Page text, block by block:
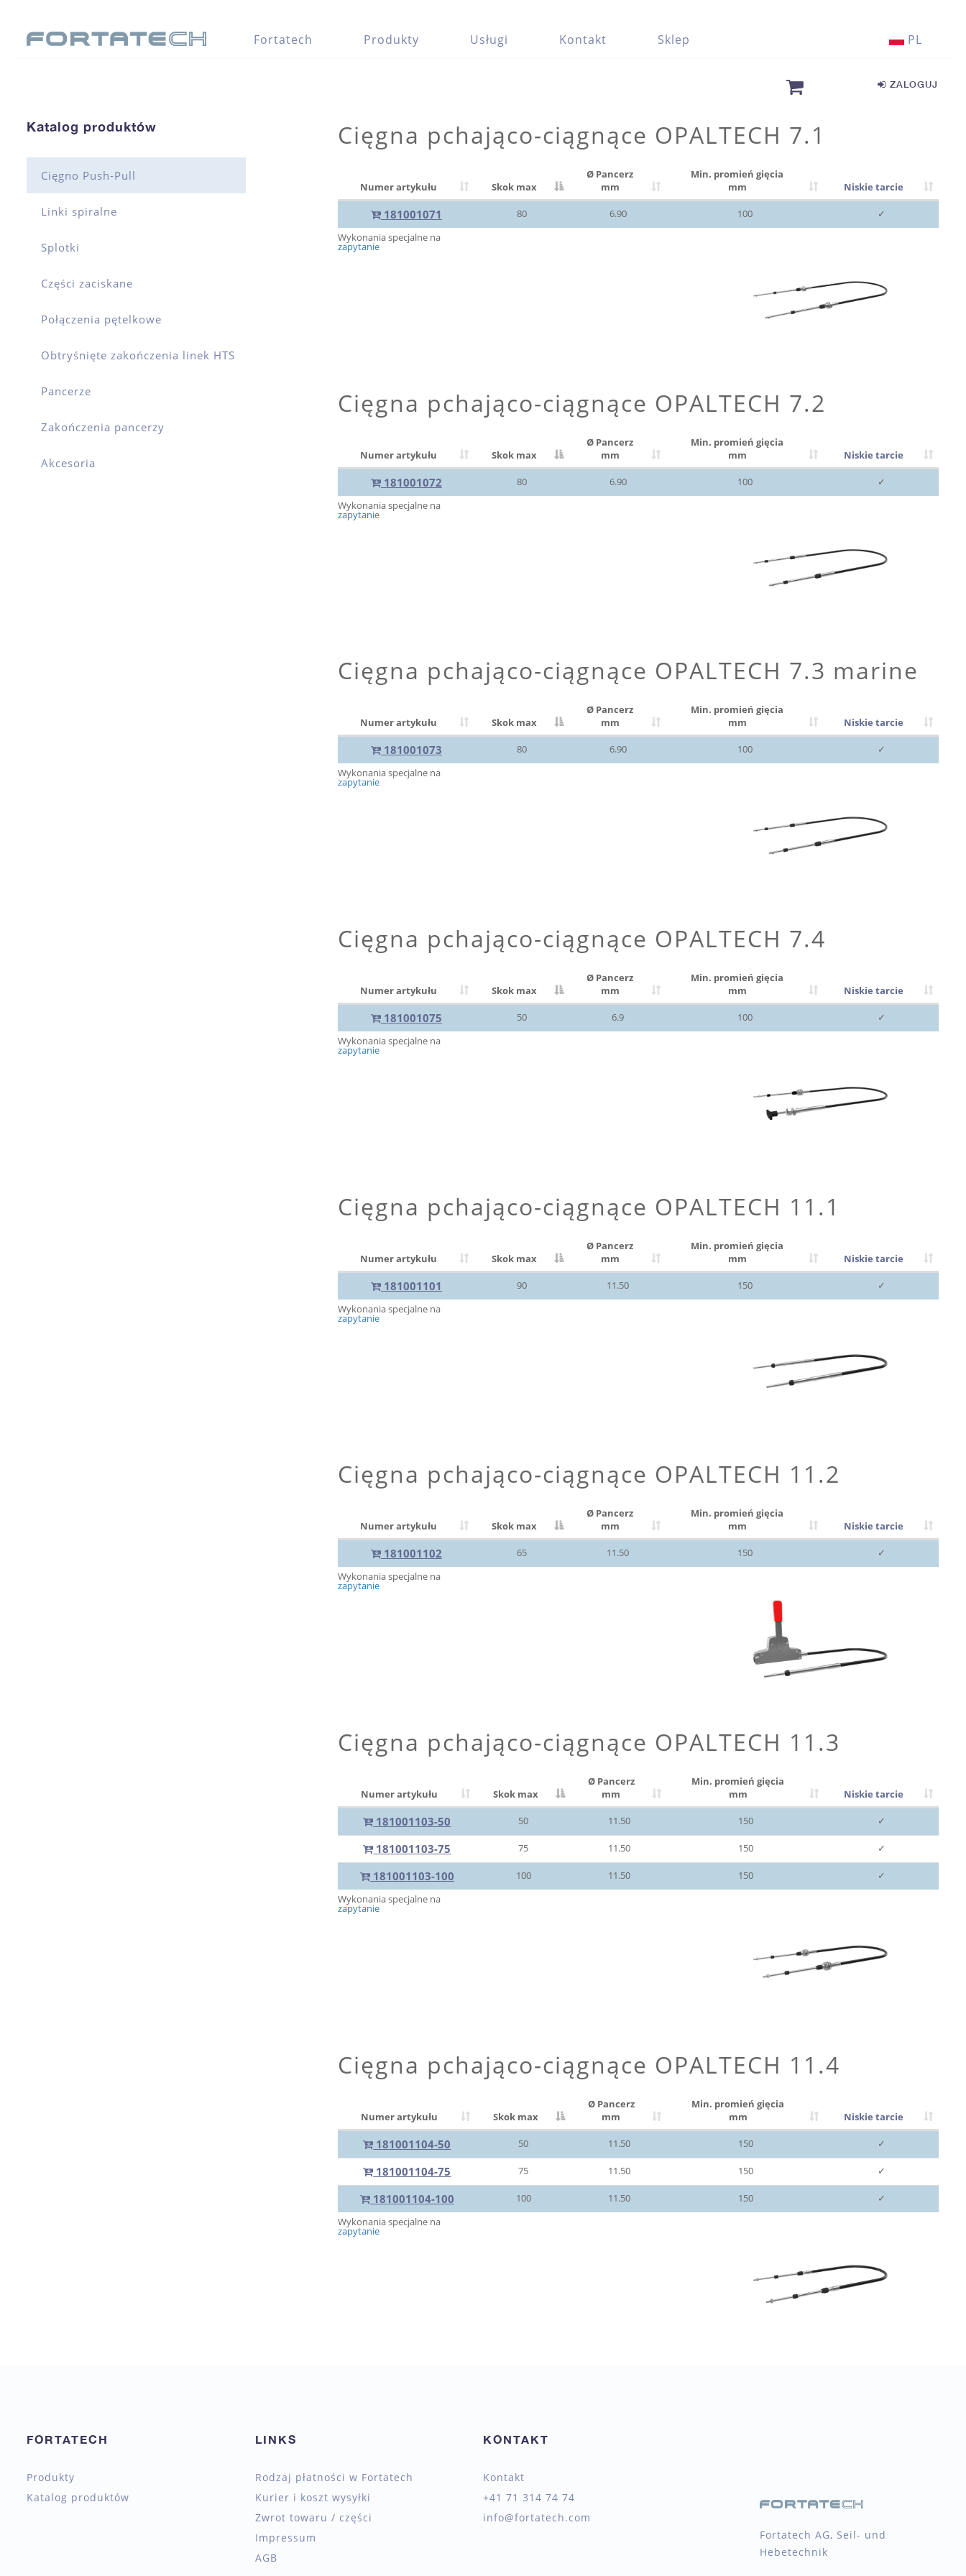
Fortatech Produkty Usługi Kontakt Sklep PL
ZALOGUJ
Katalog produktów
Cięgno Push-Pull
Linki spiralne
Splotki
Części zaciskane
Połączenia pętelkowe
Obtryśnięte zakończenia linek HTS
Pancerze
Zakończenia pancerzy
Akcesoria
Cięgna pchająco-ciągnące OPALTECH 7.1
Numer artykułu Skok max
Ø Pancerz
mm
Min. promień gięcia
mm
Niskie tarcie
181001071 80 6.90 100
✓
Wykonania specjalne na
zapytanie
Cięgna pchająco-ciągnące OPALTECH 7.2
Numer artykułu Skok max
Ø Pancerz
mm
Min. promień gięcia
mm
Niskie tarcie
181001072 80 6.90 100
✓
Wykonania specjalne na
zapytanie
Cięgna pchająco-ciągnące OPALTECH 7.3 marine
Numer artykułu Skok max
Ø Pancerz
mm
Min. promień gięcia
mm
Niskie tarcie
181001073 80 6.90 100
✓
Wykonania specjalne na
zapytanie
Cięgna pchająco-ciągnące OPALTECH 7.4
Numer artykułu Skok max
Ø Pancerz
mm
Min. promień gięcia
mm
Niskie tarcie
181001075 50 6.9 100
✓
Wykonania specjalne na
zapytanie
Cięgna pchająco-ciągnące OPALTECH 11.1
Numer artykułu Skok max
Ø Pancerz
mm
Min. promień gięcia
mm
Niskie tarcie
181001101 90 11.50 150
✓
Wykonania specjalne na
zapytanie
Cięgna pchająco-ciągnące OPALTECH 11.2
Numer artykułu Skok max
Ø Pancerz
mm
Min. promień gięcia
mm
Niskie tarcie
181001102 65 11.50 150
✓
Wykonania specjalne na
zapytanie
Cięgna pchająco-ciągnące OPALTECH 11.3
Numer artykułu Skok max
Ø Pancerz
mm
Min. promień gięcia
mm
Niskie tarcie
181001103-50 50 11.50 150 ✓
181001103-75 75 11.50 150 ✓
181001103-100 100 11.50 150
✓
Wykonania specjalne na
zapytanie
Cięgna pchająco-ciągnące OPALTECH 11.4
Numer artykułu Skok max
Ø Pancerz
mm
Min. promień gięcia
mm
Niskie tarcie
181001104-50 50 11.50 150 ✓
181001104-75 75 11.50 150 ✓
181001104-100 100 11.50 150
✓
Wykonania specjalne na
zapytanie
FORTATECH
Produkty
Katalog produktów
LINKS
Rodzaj płatności w Fortatech
Kurier i koszt wysyłki
Zwrot towaru / części
Impressum
AGB
KONTAKT
Kontakt
+41 71 314 74 74
info@fortatech.com
Fortatech AG, Seil- und
Hebetechnik